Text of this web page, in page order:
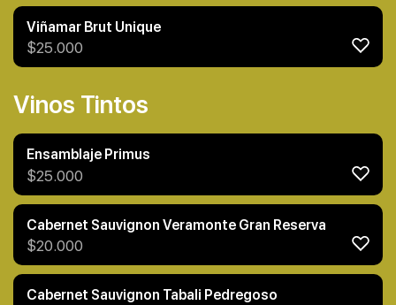
Viñamar Brut Unique
$25.000
Vinos Tintos
Ensamblaje Primus
$25.000
Cabernet Sauvignon Veramonte Gran Reserva
$20.000
Cabernet Sauvignon Tabali Pedregoso